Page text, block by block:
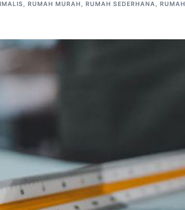
, RUMAH MURAH , RUMAH SEDERHANA, RUMAH